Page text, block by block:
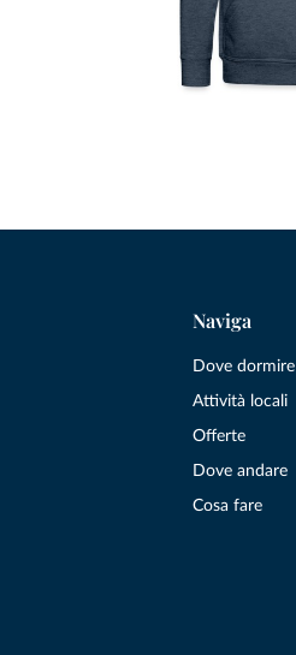
Naviga
Dove dormire
Attività locali
Offerte
Dove andare
Cosa fare